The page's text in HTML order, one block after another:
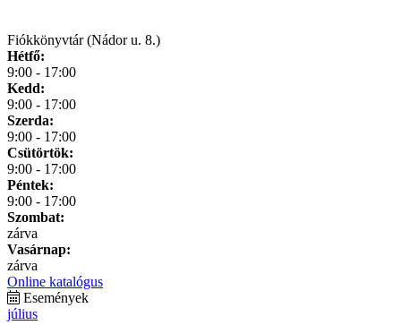
Fiókkönyvtár (Nádor u. 8.)
Hétfő:
9:00 - 17:00
Kedd:
9:00 - 17:00
Szerda:
9:00 - 17:00
Csütörtök:
9:00 - 17:00
Péntek:
9:00 - 17:00
Szombat:
zárva
Vasárnap:
zárva
Online katalógus
Események
július